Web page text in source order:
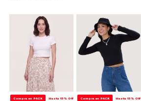
Compra en PACK Hasta 15% Off Compra en PACK Hasta 15% Off